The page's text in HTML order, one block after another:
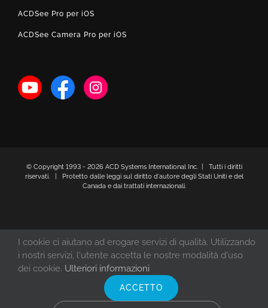
ACDSee Pro per iOS
ACDSee Camera Pro per iOS
© Copyright 1993 - 2026 ACD Systems International Inc. | Tutti i diritti
riservati. | Protetto dalle leggi sul diritto d'autore degli Stati Uniti e del
Canada e dai trattati internazionali.
I cookie ci aiutano ad erogare servizi di qualità. Utilizzando
i nostri servizi, l'utente accetta le nostre modalità d'uso
dei cookie. Ulteriori informazioni
ACCETTO